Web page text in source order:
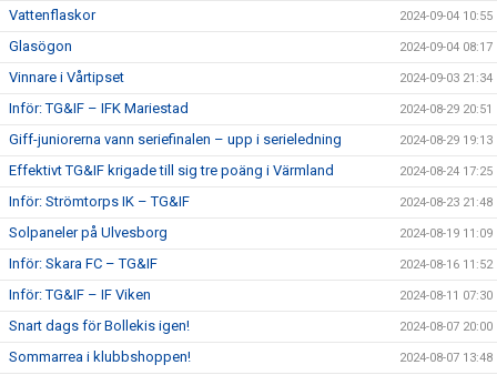
Vattenflaskor 2024-09-04 10:55
Glasögon 2024-09-04 08:17
Vinnare i Vårtipset 2024-09-03 21:34
Inför: TG&IF – IFK Mariestad 2024-08-29 20:51
Giff-juniorerna vann seriefinalen – upp i serieledning 2024-08-29 19:13
Effektivt TG&IF krigade till sig tre poäng i Värmland 2024-08-24 17:25
Inför: Strömtorps IK – TG&IF 2024-08-23 21:48
Solpaneler på Ulvesborg 2024-08-19 11:09
Inför: Skara FC – TG&IF 2024-08-16 11:52
Inför: TG&IF – IF Viken 2024-08-11 07:30
Snart dags för Bollekis igen! 2024-08-07 20:00
Sommarrea i klubbshoppen! 2024-08-07 13:48